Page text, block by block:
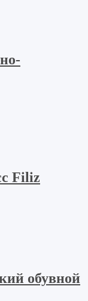
Filiz
обувной